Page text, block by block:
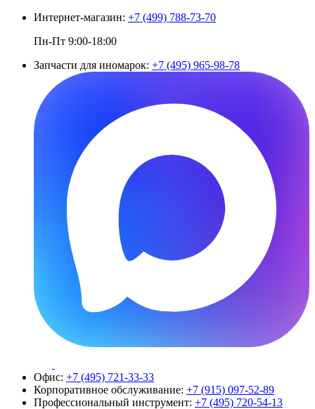
Интернет-магазин: +7 (499) 788-73-70
Пн-Пт 9:00-18:00
Запчасти для иномарок: +7 (495) 965-98-78
Офис: +7 (495) 721-33-33
Корпоративное обслуживание: +7 (915) 097-52-89
Профессиональный инструмент: +7 (495) 720-54-13